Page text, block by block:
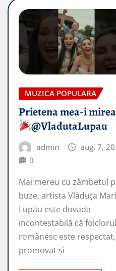
MUZICA POPULARA
Prietena mea-i
@VladutaLupau
admin
aug. 7,
0
Mai mereu cu zâmbetul
buze, artista Vlăduța
Lupău este dovada
incontestabilă că folclorul
românesc este respectat,
promovat şi